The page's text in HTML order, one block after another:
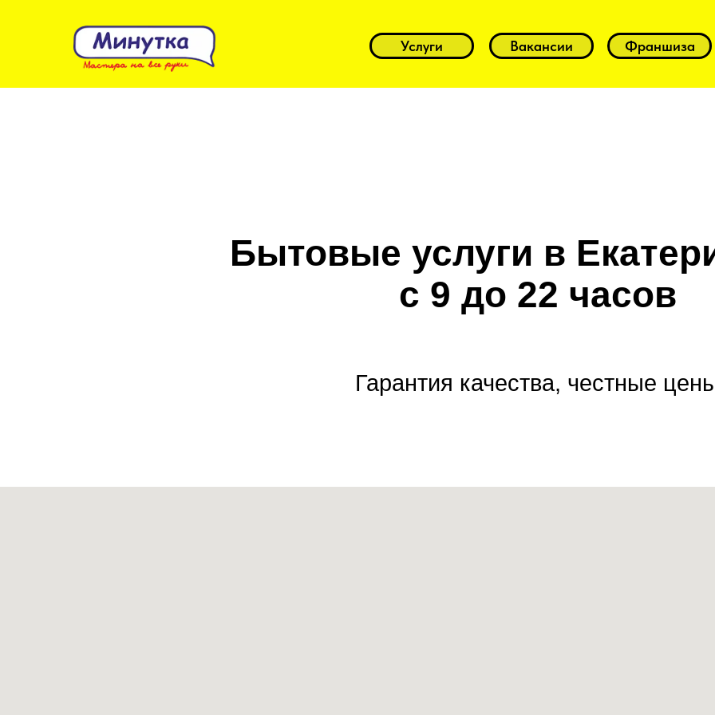
Услуги Вакансии Франшиза
Бытовые услуги в
с 9 до 22 часов
Гарантия качества, честные